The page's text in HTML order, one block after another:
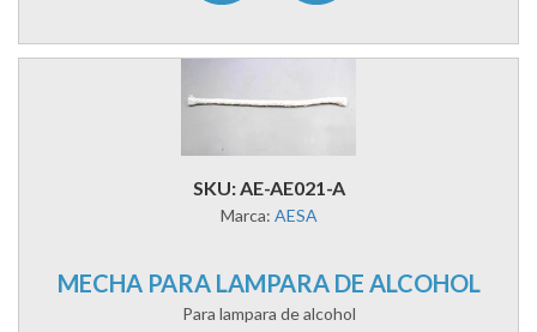
SKU: AE-AE021-A
Marca: AESA
MECHA PARA LAMPARA DE ALCOHOL
Para lampara de alcohol